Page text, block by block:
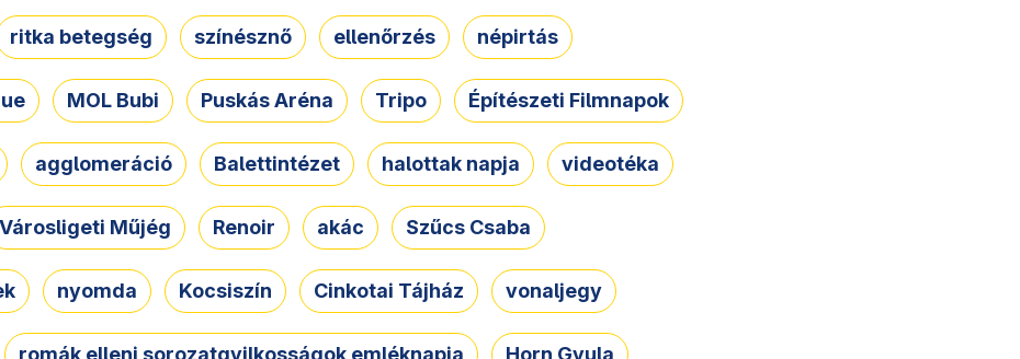
ritka betegség színésznő ellenőrzés népirtás
MOL Bubi Puskás Aréna Tripo Építészeti Filmnapok
agglomeráció Balettintézet halottak napja videotéka
Városligeti Műjég Renoir akác Szűcs Csaba
nyomda Kocsiszín Cinkotai Tájház vonaljegy
romák elleni sorozatgyilkosságok emléknapja Horn Gyula